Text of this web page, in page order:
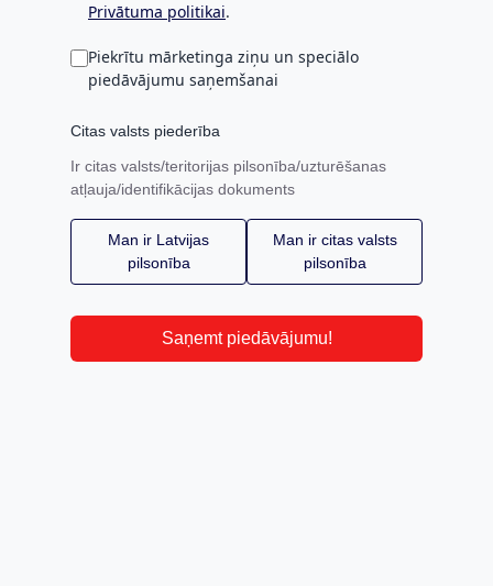
Privātuma politikai.
Piekrītu mārketinga ziņu un speciālo
piedāvājumu saņemšanai
Citas valsts piederība
Ir citas valsts/teritorijas pilsonība/uzturēšanas
atļauja/identifikācijas dokuments
Man ir Latvijas
pilsonība
Man ir citas valsts
pilsonība
Saņemt piedāvājumu!